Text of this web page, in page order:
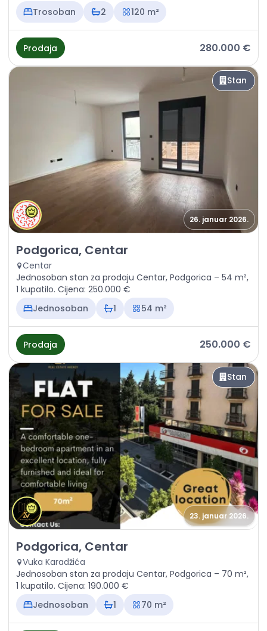
Trosoban
2 120 m²
Prodaja 280.000 €
Stan
26. januar 2026.
Prodaja - Stan Podgorica, Centar
Podgorica, Centar
Centar
Jednosoban stan za prodaju Centar, Podgorica – 54 m²,
1 kupatilo. Cijena: 250.000 €
Jednosoban
1 54 m²
Prodaja 250.000 €
Stan
23. januar 2026.
Prodaja - Stan Podgorica, Centar
Podgorica, Centar
Vuka Karadžića
Jednosoban stan za prodaju Centar, Podgorica – 70 m²,
1 kupatilo. Cijena: 190.000 €
Jednosoban
1 70 m²